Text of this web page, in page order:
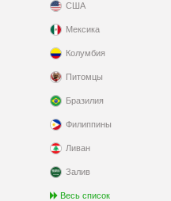
США
Мексика
Колумбия
Питомцы
Бразилия
Филиппины
Ливан
Залив
Весь список